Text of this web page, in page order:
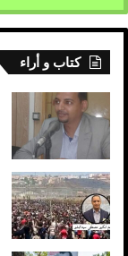
كتاب و أراء